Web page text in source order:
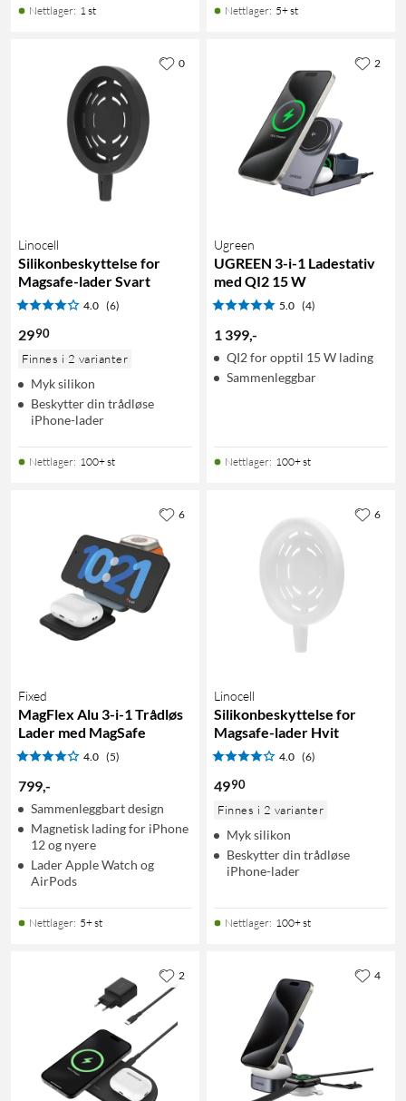
Nettlager: 1 st Nettlager: 5+ st
Linocell
Silikonbeskyttelse for
Magsafe-lader Svart
4.0 (6)
2990
Finnes i 2 varianter
Myk silikon
Beskytter din trådløse
iPhone-lader
Nettlager: 100+ st
0
Ugreen
UGREEN 3-i-1 Ladestativ
med QI2 15 W
5.0 (4)
1 399,-
QI2 for opptil 15 W lading
Sammenleggbar
Nettlager: 100+ st
2
Fixed
MagFlex Alu 3-i-1 Trådløs
Lader med MagSafe
4.0 (5)
799,-
Sammenleggbart design
Magnetisk lading for iPhone
12 og nyere
Lader Apple Watch og
AirPods
Nettlager: 5+ st
6
Linocell
Silikonbeskyttelse for
Magsafe-lader Hvit
4.0 (6)
4990
Finnes i 2 varianter
Myk silikon
Beskytter din trådløse
iPhone-lader
Nettlager: 100+ st
6
2 4